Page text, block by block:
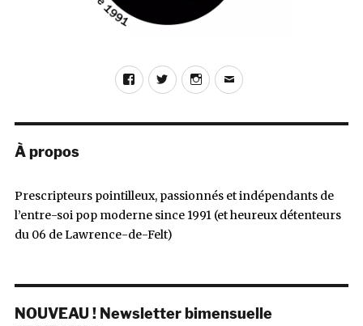
FacebookTwitterInstagram
E-
À propos
Prescripteurs pointilleux, passionnés et indépendants de
l’entre-soi pop moderne since 1991 (et heureux détenteurs
du 06 de Lawrence-de-Felt)
NOUVEAU ! Newsletter bimensuelle